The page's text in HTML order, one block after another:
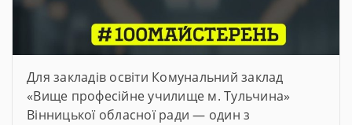
Для закладів освіти Комунальний заклад
«Вище професійне училище м. Тульчина»
Вінницької обласної ради — один з